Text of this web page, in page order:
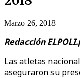
Marzo 26, 2018
Redacción
Las atletas
aseguraron su